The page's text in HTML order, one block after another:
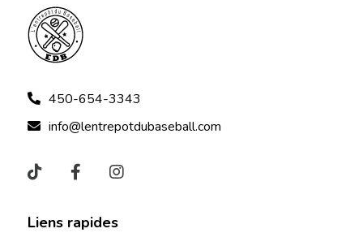
450-654-3343
info@lentrepotdubaseball.com
Liens rapides